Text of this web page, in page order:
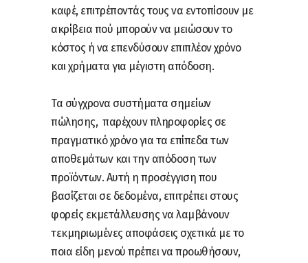
καφέ, επιτρέποντάς τους να εντοπίσουν με
ακρίβεια πού μπορούν να μειώσουν το
κόστος ή να επενδύσουν επιπλέον χρόνο
και χρήματα για μέγιστη απόδοση.
Τα σύγχρονα συστήματα σημείων
πώλησης, παρέχουν πληροφορίες σε
πραγματικό χρόνο για τα επίπεδα των
αποθεμάτων και την απόδοση των
προϊόντων. Αυτή η προσέγγιση που
βασίζεται σε δεδομένα, επιτρέπει στους
φορείς εκμετάλλευσης να λαμβάνουν
τεκμηριωμένες αποφάσεις σχετικά με το
ποια είδη μενού πρέπει να προωθήσουν,